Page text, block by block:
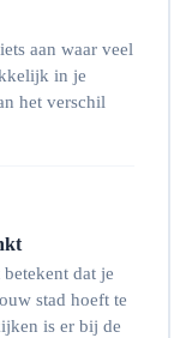
aan waar veel
in je
het verschil
dat je
stad hoeft te
is er bij de